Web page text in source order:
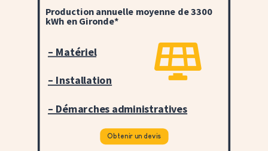
Production annuelle moyenne de 3300
kWh en Gironde*

– Matériel
– Installation
– Démarches administratives
Obtenir un devis